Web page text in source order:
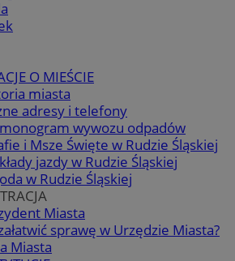
O MIEŚCIE
miasta
adresy i telefony
wywozu odpadów
i Msze Święte w Rudzie Śląskiej
jazdy w Rudzie Śląskiej
w Rudzie Śląskiej
Miasta
sprawę w Urzędzie Miasta?
Miasta